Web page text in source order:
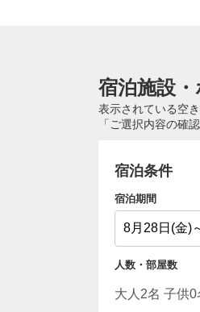
宿泊施設
表示されている空
「ご選択内容の確
宿泊条件
宿泊期間
人数・部屋数